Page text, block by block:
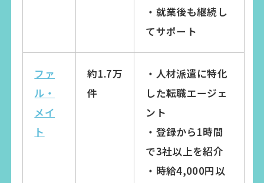
・就業後も継続し
てサポート
ファ
ル・
メイ
ト
約1.7万
件
・人材派遣に特化
した転職エージェ
ント
・登録から1時間
で3社以上を紹介
・時給4,000円以